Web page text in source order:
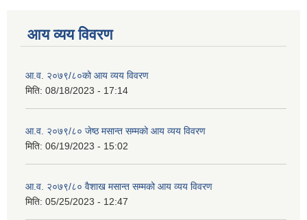
आय व्यय विवरण
आ.व. २०७९/८०को आय व्यय विवरण
मिति: 08/18/2023 - 17:14
आ.व. २०७९/८० जेष्ठ मसान्त सम्मको आय व्यय विवरण
मिति: 06/19/2023 - 15:02
आ.व. २०७९/८० वैशाख मसान्त सम्मको आय व्यय विवरण
मिति: 05/25/2023 - 12:47